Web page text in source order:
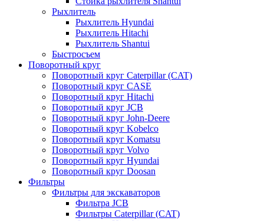
Рыхлитель
Рыхлитель Hyundai
Рыхлитель Hitachi
Рыхлитель Shantui
Быстросъем
Поворотный круг
Поворотный круг Caterpillar (CAT)
Поворотный круг CASE
Поворотный круг Hitachi
Поворотный круг JCB
Поворотный круг John-Deere
Поворотный круг Kobelco
Поворотный круг Komatsu
Поворотный круг Volvo
Поворотный круг Hyundai
Поворотный круг Doosan
Фильтры
Фильтры для экскаваторов
Фильтра JCB
Фильтры Caterpillar (CAT)